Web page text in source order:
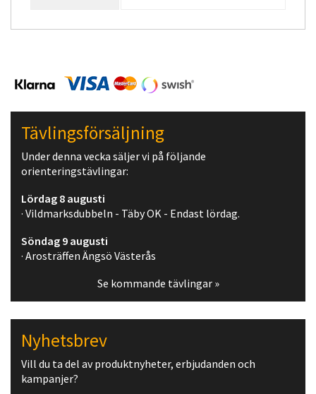
Tävlingsförsäljning
Under denna vecka säljer vi på följande
orienteringstävlingar:
Lördag 8 augusti
· Vildmarksdubbeln - Täby OK - Endast lördag.
Söndag 9 augusti
· Arosträffen Ängsö Västerås
Se kommande tävlingar »
Nyhetsbrev
Vill du ta del av produktnyheter, erbjudanden och
kampanjer?